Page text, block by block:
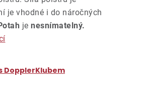
je vhodné i do náročných
je nesnímatelný.
DopplerKlubem